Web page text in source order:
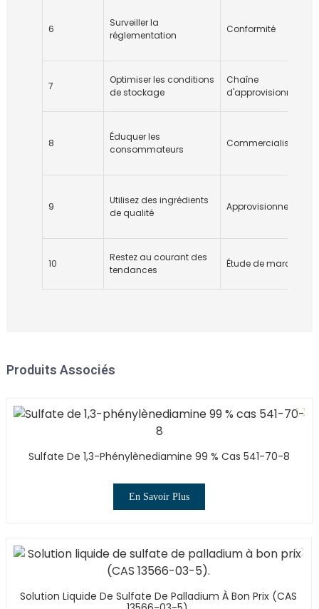
6
Surveiller la
réglementation
Conformité
7
Optimiser les conditions
de stockage
Chaîne
d'approvisionnement
8
Éduquer les
consommateurs
Commercialisation
9
Utilisez des ingrédients
de qualité
Approvisionnement
10
Restez au courant des
tendances
Étude de marché
Produits Associés
Sulfate De 1,3-Phénylènediamine 99 % Cas 541-70-8
En Savoir Plus
Solution Liquide De Sulfate De Palladium À Bon Prix (CAS